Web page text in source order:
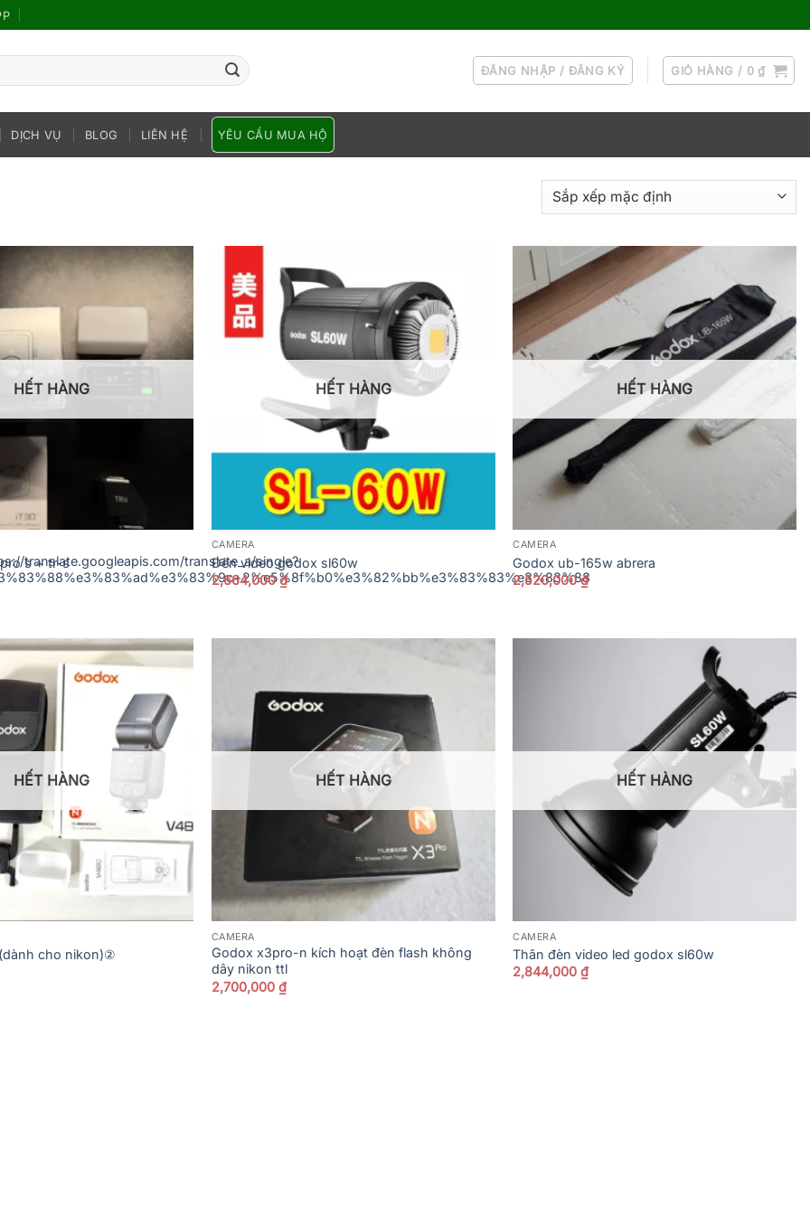
ĐĂNG NHẬP / ĐĂNG KÝ GIỎ HÀNG / 0 ₫
DỊCH VỤ BLOG LIÊN HỆ YÊU CẦU MUA HỘ
translate.googleapis.com/translate_a/single?
HẾT HÀNG
s + tr-s
HẾT HÀNG
CAMERA
Đèn video godox sl60w
2,664,000₫
HẾT HÀNG
CAMERA
Godox ub-165w abrera
2,520,000₫
HẾT HÀNG
cho nikon)②
HẾT HÀNG
CAMERA
Godox x3pro-n kích hoạt đèn flash không
dây nikon ttl
2,700,000 ₫
HẾT HÀNG
CAMERA
Thân đèn video led godox sl60w
2,844,000₫